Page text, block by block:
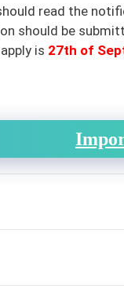
read the
should be
is 27th of